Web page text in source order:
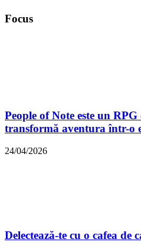
Focus
People of Note este un
transformă aventura într-o
24/04/2026
Delectează-te cu o cafea de